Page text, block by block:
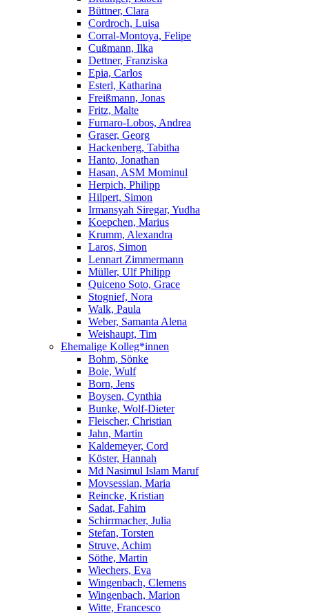
Büttner, Clara
Cordroch, Luisa
Corral-Montoya, Felipe
Cußmann, Ilka
Dettner, Franziska
Epia, Carlos
Esterl, Katharina
Freißmann, Jonas
Fritz, Malte
Furnaro-Lobos, Andrea
Graser, Georg
Hackenberg, Tabitha
Hanto, Jonathan
Hasan, ASM Mominul
Herpich, Philipp
Hilpert, Simon
Irmansyah Siregar, Yudha
Koepchen, Marius
Krumm, Alexandra
Laros, Simon
Lennart Zimmermann
Müller, Ulf Philipp
Quiceno Soto, Grace
Stognief, Nora
Walk, Paula
Weber, Samanta Alena
Weishaupt, Tim
Ehemalige Kolleg*innen
Bohm, Sönke
Boie, Wulf
Born, Jens
Boysen, Cynthia
Bunke, Wolf-Dieter
Fleischer, Christian
Jahn, Martin
Kaldemeyer, Cord
Köster, Hannah
Md Nasimul Islam Maruf
Movsessian, Maria
Reincke, Kristian
Sadat, Fahim
Schirrmacher, Julia
Stefan, Torsten
Struve, Achim
Söthe, Martin
Wiechers, Eva
Wingenbach, Clemens
Wingenbach, Marion
Witte, Francesco